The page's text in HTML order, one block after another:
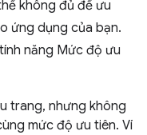
không đủ để ưu
ứng dụng của bạn.
năng Mức độ ưu
trang, nhưng không
mức độ ưu tiên. Ví